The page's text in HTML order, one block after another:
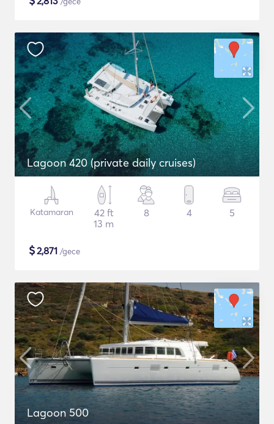
Lagoon 420 (private daily cruises)
Katamaran
42 ft
13 m
8 4 5
$2,871 /gece
Lagoon 500